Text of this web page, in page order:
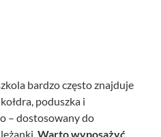
bardzo często znajduje
poduszka i
– dostosowany do
Warto wyposażyć